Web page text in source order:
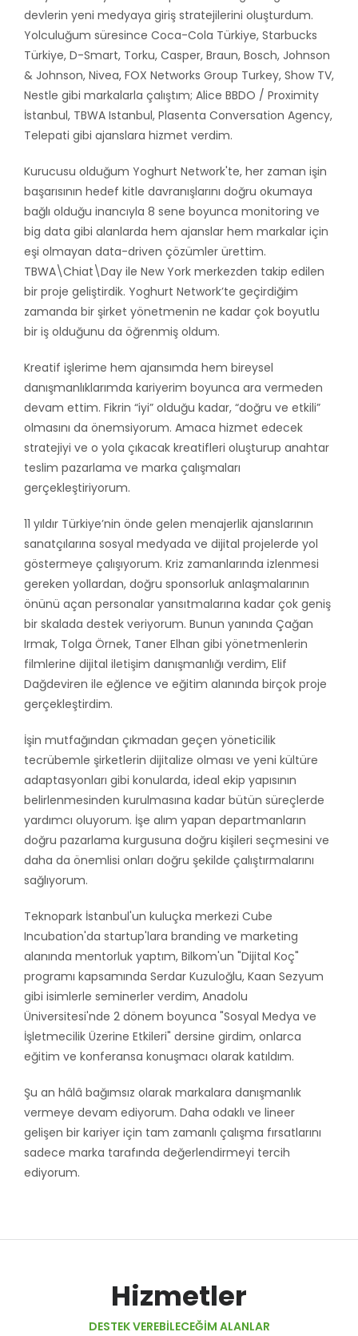
devlerin yeni medyaya giriş stratejilerini oluşturdum.
Yolculuğum süresince Coca-Cola Türkiye, Starbucks
Türkiye, D-Smart, Torku, Casper, Braun, Bosch, Johnson
& Johnson, Nivea, FOX Networks Group Turkey, Show TV,
Nestle gibi markalarla çalıştım; Alice BBDO / Proximity
İstanbul, TBWA Istanbul, Plasenta Conversation Agency,
Telepati gibi ajanslara hizmet verdim.
Kurucusu olduğum Yoghurt Network'te, her zaman işin
başarısının hedef kitle davranışlarını doğru okumaya
bağlı olduğu inancıyla 8 sene boyunca monitoring ve
big data gibi alanlarda hem ajanslar hem markalar için
eşi olmayan data-driven çözümler ürettim.
TBWA\Chiat\Day ile New York merkezden takip edilen
bir proje geliştirdik. Yoghurt Network’te geçirdiğim
zamanda bir şirket yönetmenin ne kadar çok boyutlu
bir iş olduğunu da öğrenmiş oldum.
Kreatif işlerime hem ajansımda hem bireysel
danışmanlıklarımda kariyerim boyunca ara vermeden
devam ettim. Fikrin “iyi” olduğu kadar, “doğru ve etkili”
olmasını da önemsiyorum. Amaca hizmet edecek
stratejiyi ve o yola çıkacak kreatifleri oluşturup anahtar
teslim pazarlama ve marka çalışmaları
gerçekleştiriyorum.
11 yıldır Türkiye’nin önde gelen menajerlik ajanslarının
sanatçılarına sosyal medyada ve dijital projelerde yol
göstermeye çalışıyorum. Kriz zamanlarında izlenmesi
gereken yollardan, doğru sponsorluk anlaşmalarının
önünü açan personalar yansıtmalarına kadar çok geniş
bir skalada destek veriyorum. Bunun yanında Çağan
Irmak, Tolga Örnek, Taner Elhan gibi yönetmenlerin
filmlerine dijital iletişim danışmanlığı verdim, Elif
Dağdeviren ile eğlence ve eğitim alanında birçok proje
gerçekleştirdim.
İşin mutfağından çıkmadan geçen yöneticilik
tecrübemle şirketlerin dijitalize olması ve yeni kültüre
adaptasyonları gibi konularda, ideal ekip yapısının
belirlenmesinden kurulmasına kadar bütün süreçlerde
yardımcı oluyorum. İşe alım yapan departmanların
doğru pazarlama kurgusuna doğru kişileri seçmesini ve
daha da önemlisi onları doğru şekilde çalıştırmalarını
sağlıyorum.
Teknopark İstanbul'un kuluçka merkezi Cube
Incubation'da startup'lara branding ve marketing
alanında mentorluk yaptım, Bilkom'un "Dijital Koç"
programı kapsamında Serdar Kuzuloğlu, Kaan Sezyum
gibi isimlerle seminerler verdim, Anadolu
Üniversitesi'nde 2 dönem boyunca "Sosyal Medya ve
İşletmecilik Üzerine Etkileri" dersine girdim, onlarca
eğitim ve konferansa konuşmacı olarak katıldım.
Şu an hâlâ bağımsız olarak markalara danışmanlık
vermeye devam ediyorum. Daha odaklı ve lineer
gelişen bir kariyer için tam zamanlı çalışma fırsatlarını
sadece marka tarafında değerlendirmeyi tercih
ediyorum.
Hizmetler
DESTEK VEREBILECEĞIM ALANLAR